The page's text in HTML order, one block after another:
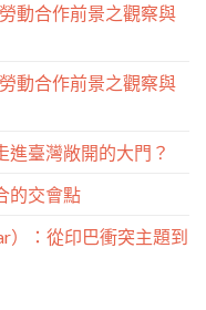
動合作前景之觀察與
動合作前景之觀察與
進臺灣敞開的大門？
的交會點
）：從印巴衝突主題到